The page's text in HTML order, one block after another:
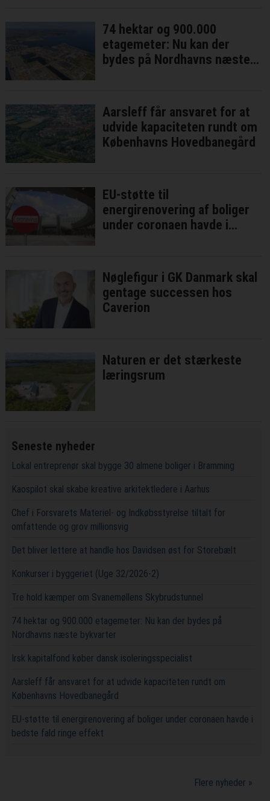
74 hektar og 900.000
etagemeter: Nu kan der
bydes på Nordhavns næste
Aarsleff får ansvaret for at
udvide kapaciteten rundt om
Københavns Hovedbanegård
EU-støtte til
energirenovering af boliger
under coronaen havde i
Nøglefigur i GK Danmark skal
gentage successen hos
Caverion
Naturen er det stærkeste
læringsrum
Seneste nyheder
Lokal entreprenør skal bygge 30 almene boliger i Bramming
Kaospilot skal skabe kreative arkitektledere i Aarhus
Chef i Forsvarets Materiel- og Indkøbsstyrelse tiltalt for
omfattende og grov millionsvig
Det bliver lettere at handle hos Davidsen øst for Storebælt
Konkurser i byggeriet (Uge 32/2026-2)
Tre hold kæmper om Svanemøllens Skybrudstunnel
74 hektar og 900.000 etagemeter: Nu kan der bydes på
Nordhavns næste bykvarter
Irsk kapitalfond køber dansk isoleringsspecialist
Aarsleff får ansvaret for at udvide kapaciteten rundt om
Københavns Hovedbanegård
EU-støtte til energirenovering af boliger under coronaen havde i
bedste fald ringe effekt
Flere nyheder »